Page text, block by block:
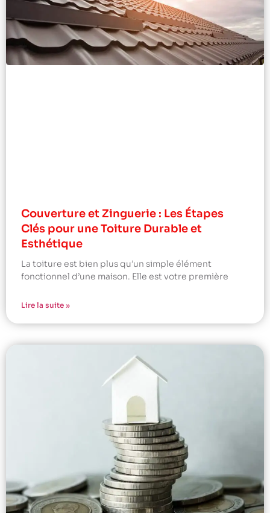
Couverture et Zinguerie : Les Étapes
Clés pour une Toiture Durable et
Esthétique
La toiture est bien plus qu’un simple élément
fonctionnel d’une maison. Elle est votre première
Lire la suite »